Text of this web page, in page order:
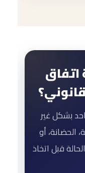
اتفاق
بشكل غير
الحضانة، أو
قبل اتخاذ